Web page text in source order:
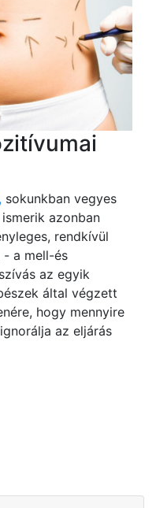
sokunkban vegyes
azonban
rendkívül
- a mell-és
az egyik
által végzett
hogy mennyire
az eljárás